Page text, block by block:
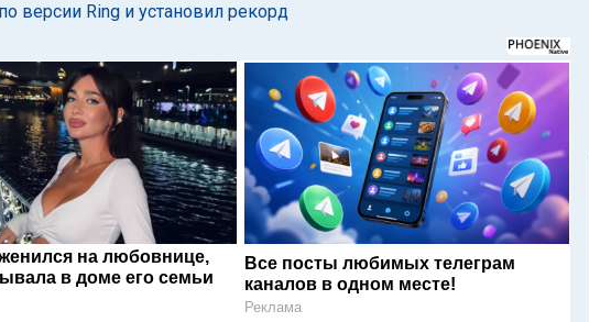
версии Ring и установил рекорд
женился на любовнице,
в доме его семьи
Все посты любимых телеграм
каналов в одном месте!
Реклама